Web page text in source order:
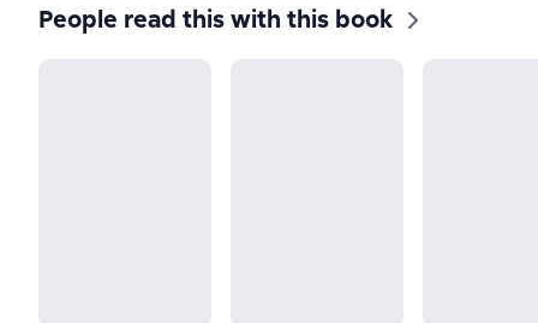
People read this with this book